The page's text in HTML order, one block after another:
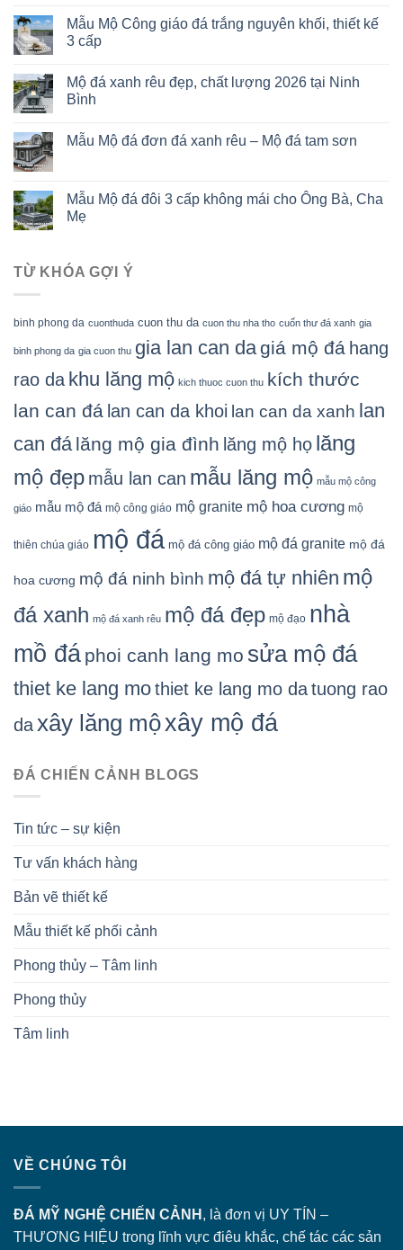
Mẫu Mộ Công giáo đá trắng nguyên khối, thiết kế
3 cấp
Mộ đá xanh rêu đẹp, chất lượng 2026 tại Ninh
Bình
Mẫu Mộ đá đơn đá xanh rêu – Mộ đá tam sơn
Mẫu Mộ đá đôi 3 cấp không mái cho Ông Bà, Cha
Mẹ
TỪ KHÓA GỢI Ý
binh phong da cuonthuda cuon thu da cuon thu nha tho cuốn thư đá xanh gia
binh phong da gia cuon thu gia lan can dagiá mộ đá hang
rao da khu lăng mộ kich thuoc cuon thu kích thước
lan can đá lan can da khoi lan can da xanh lan
can đá lăng mộ gia đình lăng mộ họ lăng
mộ đẹp mẫu lan can mẫu lăng mộ mẫu mộ công
giáo mẫu mộ đá mộ công giáo mộ granite mộ hoa cương mộ
thiên chúa giáo mộ đá mộ đá công giáo mộ đá granite mộ đá
hoa cương mộ đá ninh bình mộ đá tự nhiên mộ
đá xanh mộ đá xanh rêu mộ đá đẹp mộ đạo nhà
mồ đá phoi canh lang mo sửa mộ đá
thiet ke lang mothiet ke lang mo datuong rao
daxây lăng mộxây mộ đá
ĐÁ CHIẾN CẢNH BLOGS
Tin tức – sự kiện
Tư vấn khách hàng
Bản vẽ thiết kế
Mẫu thiết kế phối cảnh
Phong thủy – Tâm linh
Phong thủy
Tâm linh
VỀ CHÚNG TÔI
ĐÁ MỸ NGHỆ CHIẾN CẢNH , là đơn vị UY TÍN –
THƯƠNG HIỆU trong lĩnh vực điêu khắc, chế tác các sản